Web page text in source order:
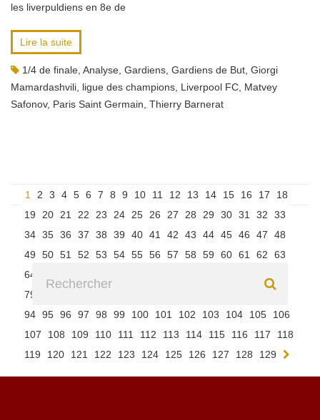
les liverpuldiens en 8e de
Lire la suite
1/4 de finale Analyse Gardiens Gardiens de But Giorgi
Mamardashvili ligue des champions Liverpool FC Matvey
Safonov, Paris Saint Germain Thierry Barnerat
1 2 3 4 5 6 7 8 9 10 11 12 13 14 15 16 17
18
19
20 21 22 23 24 25 26 27 28 29 30 31 32
33
34 35 36 37 38 39 40 41 42 43 44 45 46 47
48
49
50 51 52 53 54 55 56 57 58 59 60 61 62
63
64
79
94 95 96 97 98 99 100 101 102 103 104 105
106
107
108 109 110 111 112 113 114 115 116 117
118
119
120 121 122 123 124 125 126 127 128 129